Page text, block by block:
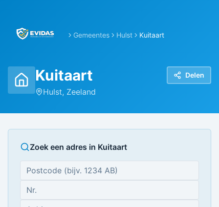
Gemeentes Hulst Kuitaart
Kuitaart
Hulst, Zeeland
Delen
Zoek een adres in Kuitaart